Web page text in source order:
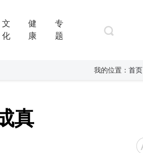
文
化
健
康
专
题
我的位置： 首页
真